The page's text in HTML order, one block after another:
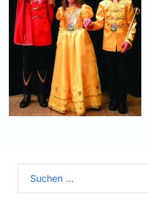
nach: